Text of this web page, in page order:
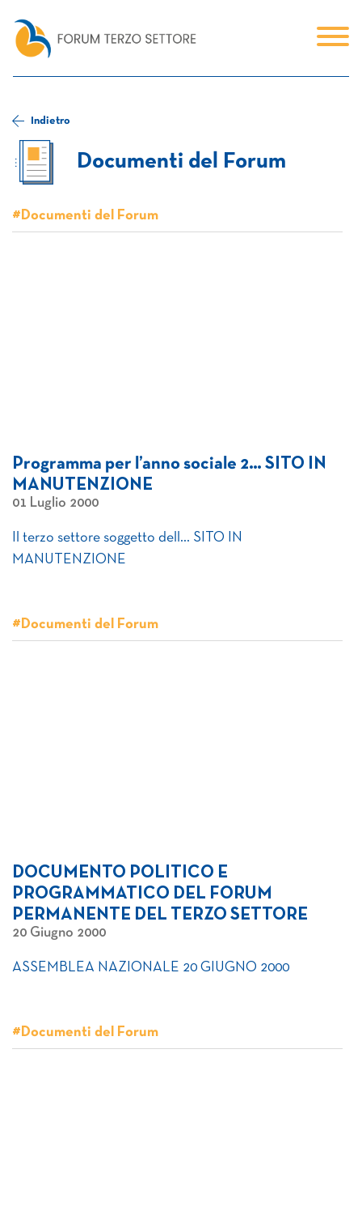
Indietro
Documenti del Forum
#Documenti del Forum
Programma per l’anno sociale 2… SITO IN
MANUTENZIONE
01 Luglio 2000
Il terzo settore soggetto dell… SITO IN
MANUTENZIONE
#Documenti del Forum
DOCUMENTO POLITICO E
PROGRAMMATICO DEL FORUM
PERMANENTE DEL TERZO SETTORE
20 Giugno 2000
ASSEMBLEA NAZIONALE 20 GIUGNO 2000
#Documenti del Forum